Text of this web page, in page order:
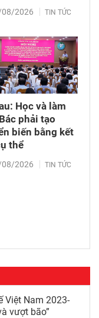
2026 TIN TỨC
Học và làm
phải tạo
biến bằng kết
thể
2026 TIN TỨC
Việt Nam 2023-
vượt bão”